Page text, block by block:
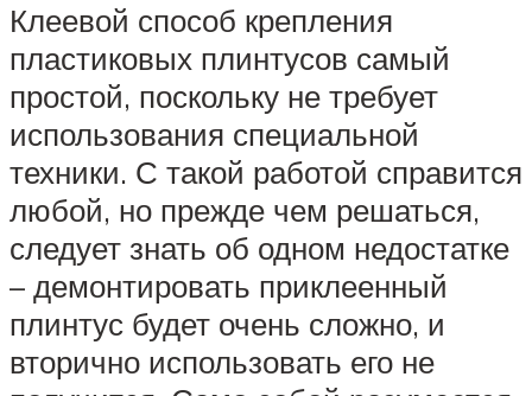
Клеевой способ крепления
пластиковых плинтусов самый
простой, поскольку не требует
использования специальной
техники. С такой работой справится
любой, но прежде чем решаться,
следует знать об одном недостатке
– демонтировать приклеенный
плинтус будет очень сложно, и
вторично использовать его не